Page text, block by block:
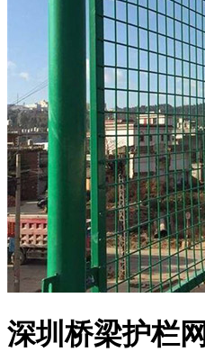
深圳桥梁护栏网